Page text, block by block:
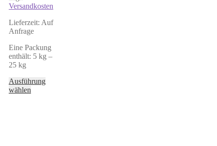
Versandkosten
Lieferzeit: Auf
Anfrage
Eine Packung
enthält: 5 kg –
25 kg
Ausführung
wählen